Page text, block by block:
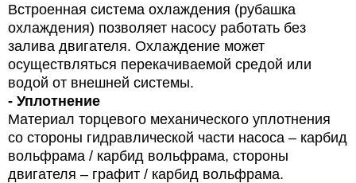
Встроенная система охлаждения (рубашка
охлаждения) позволяет насосу работать без
залива двигателя. Охлаждение может
осуществляться перекачиваемой средой или
водой от внешней системы.
- Уплотнение
Материал торцевого механического уплотнения
со стороны гидравлической части насоса – карбид
вольфрама / карбид вольфрама, стороны
двигателя – графит / карбид вольфрама.